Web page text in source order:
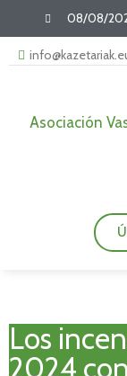
08/08/
Asociación
Los
2024